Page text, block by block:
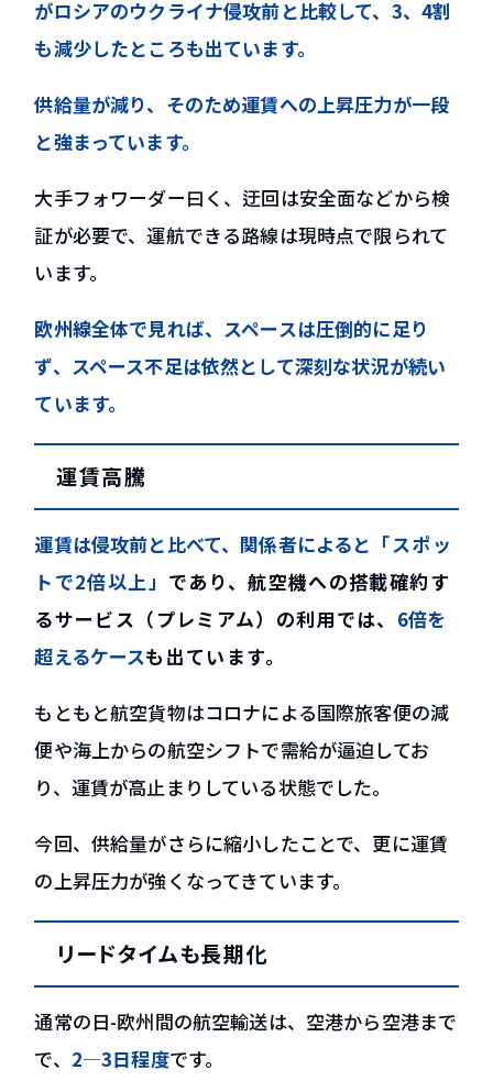
がロシアのウクライナ侵攻前と比較して、3、4割
も減少したところも出ています。
供給量が減り、そのため運賃への上昇圧力が一段
と強まっています。
大手フォワーダー曰く、迂回は安全面などから検
証が必要で、運航できる路線は現時点で限られて
います。
欧州線全体で見れば、スペースは圧倒的に足り
ず、スペース不足は依然として深刻な状況が続い
ています。
運賃高騰
運賃は侵攻前と比べて、関係者によると 「スポッ
トで2倍以上」 であり、航空機への搭載確約す
るサービス（プレミアム）の利用では、 6倍を
超えるケースも出ています。
もともと航空貨物はコロナによる国際旅客便の減
便や海上からの航空シフトで需給が逼迫してお
り、運賃が高止まりしている状態でした。
今回、供給量がさらに縮小したことで、更に運賃
の上昇圧力が強くなってきています。
リードタイムも長期化
通常の日-欧州間の航空輸送は、空港から空港まで
で、 2―3日程度です。